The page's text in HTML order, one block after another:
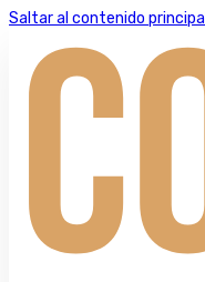
Saltar al contenido principal